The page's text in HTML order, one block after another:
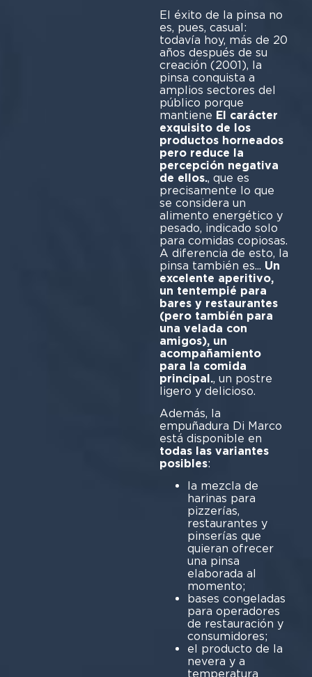
El éxito de la pinsa no
es, pues, casual:
todavía hoy, más de 20
años después de su
creación (2001), la
pinsa conquista a
amplios sectores del
público porque
mantiene El carácter
exquisito de los
productos horneados
pero reduce la
percepción negativa
de ellos., que es
precisamente lo que
se considera un
alimento energético y
pesado, indicado solo
para comidas copiosas.
A diferencia de esto, la
pinsa también es... Un
excelente aperitivo,
un tentempié para
bares y restaurantes
(pero también para
una velada con
amigos), un
acompañamiento
para la comida
principal., un postre
ligero y delicioso.
Además, la
empuñadura Di Marco
está disponible en
todas las variantes
posibles:
la mezcla de
harinas para
pizzerías,
restaurantes y
pinserías que
quieran ofrecer
una pinsa
elaborada al
bases congeladas
para operadores
de restauración y
consumidores;
el producto de la
nevera y a
temperatura